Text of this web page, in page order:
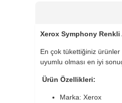
Xerox Symphony Renkli
En çok tükettiğiniz ürünler
uyumlu olması en iyi
Ürün Özellikleri:
Marka: Xerox